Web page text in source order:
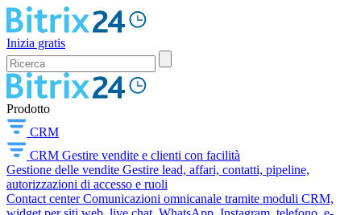
Inizia gratis
Prodotto
CRM
CRM Gestire vendite e clienti con facilità
Gestione delle vendite Gestire lead, affari, contatti, pipeline,
autorizzazioni di accesso e ruoli
Contact center Comunicazioni omnicanale tramite moduli CRM,